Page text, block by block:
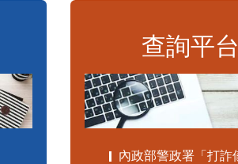
查詢平台
內政部警政署「打詐